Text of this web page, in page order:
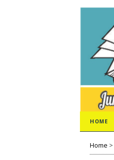
HOME
Home >